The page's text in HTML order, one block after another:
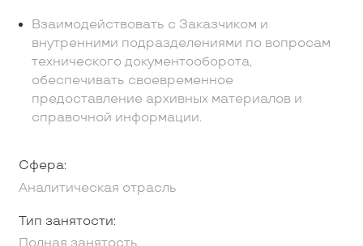
Взаимодействовать с Заказчиком и
внутренними подразделениями по вопросам
технического документооборота,
обеспечивать своевременное
предоставление архивных материалов и
справочной информации.
Сфера:
Аналитическая отрасль
Тип занятости: